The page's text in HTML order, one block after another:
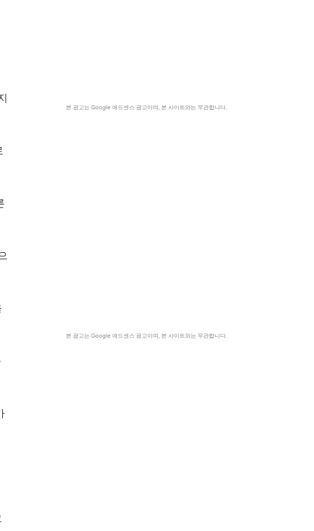
본 광고는 Google 애드센스 광고이며, 본 사이트와는 무관합니다.
본 광고는 Google 애드센스 광고이며, 본 사이트와는 무관합니다.